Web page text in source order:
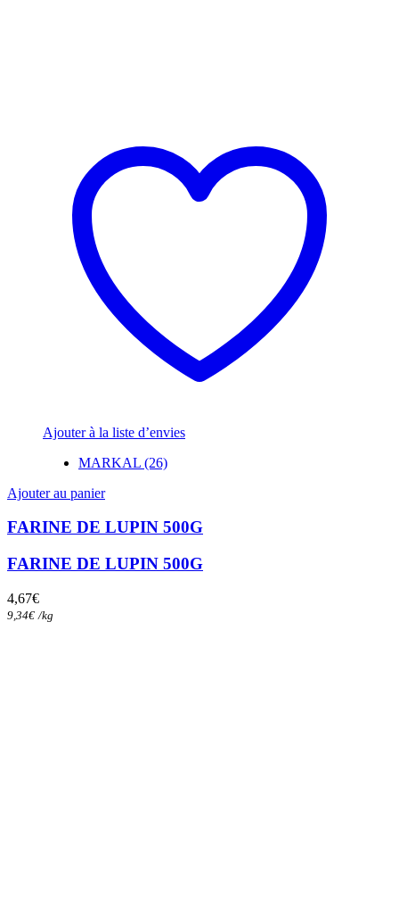
Ajouter à la liste d’envies
MARKAL (26)
Ajouter au panier
FARINE DE LUPIN 500G
FARINE DE LUPIN 500G
4,67€
9,34€ /kg